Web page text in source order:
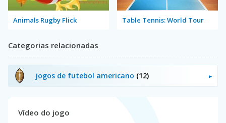
Animals Rugby Flick Table Tennis: World Tour
Categorias relacionadas
jogos de futebol americano (12)
Vídeo do jogo